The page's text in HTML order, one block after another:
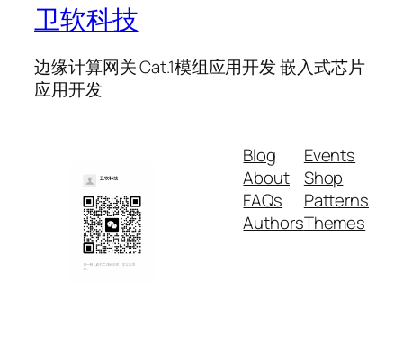
卫软科技
边缘计算网关 Cat.1模组应用开发 嵌入式芯片
应用开发
Blog
About
FAQs
Authors
Events
Shop
Patterns
Themes